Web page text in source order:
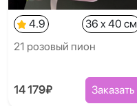
4.9
36 x 40 см
21 розовый пион
14 179₽ Заказать